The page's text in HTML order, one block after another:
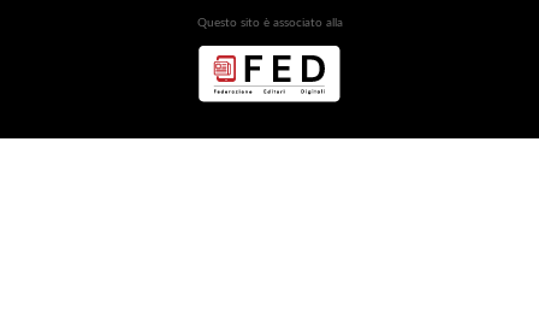
Questo sito è associato alla